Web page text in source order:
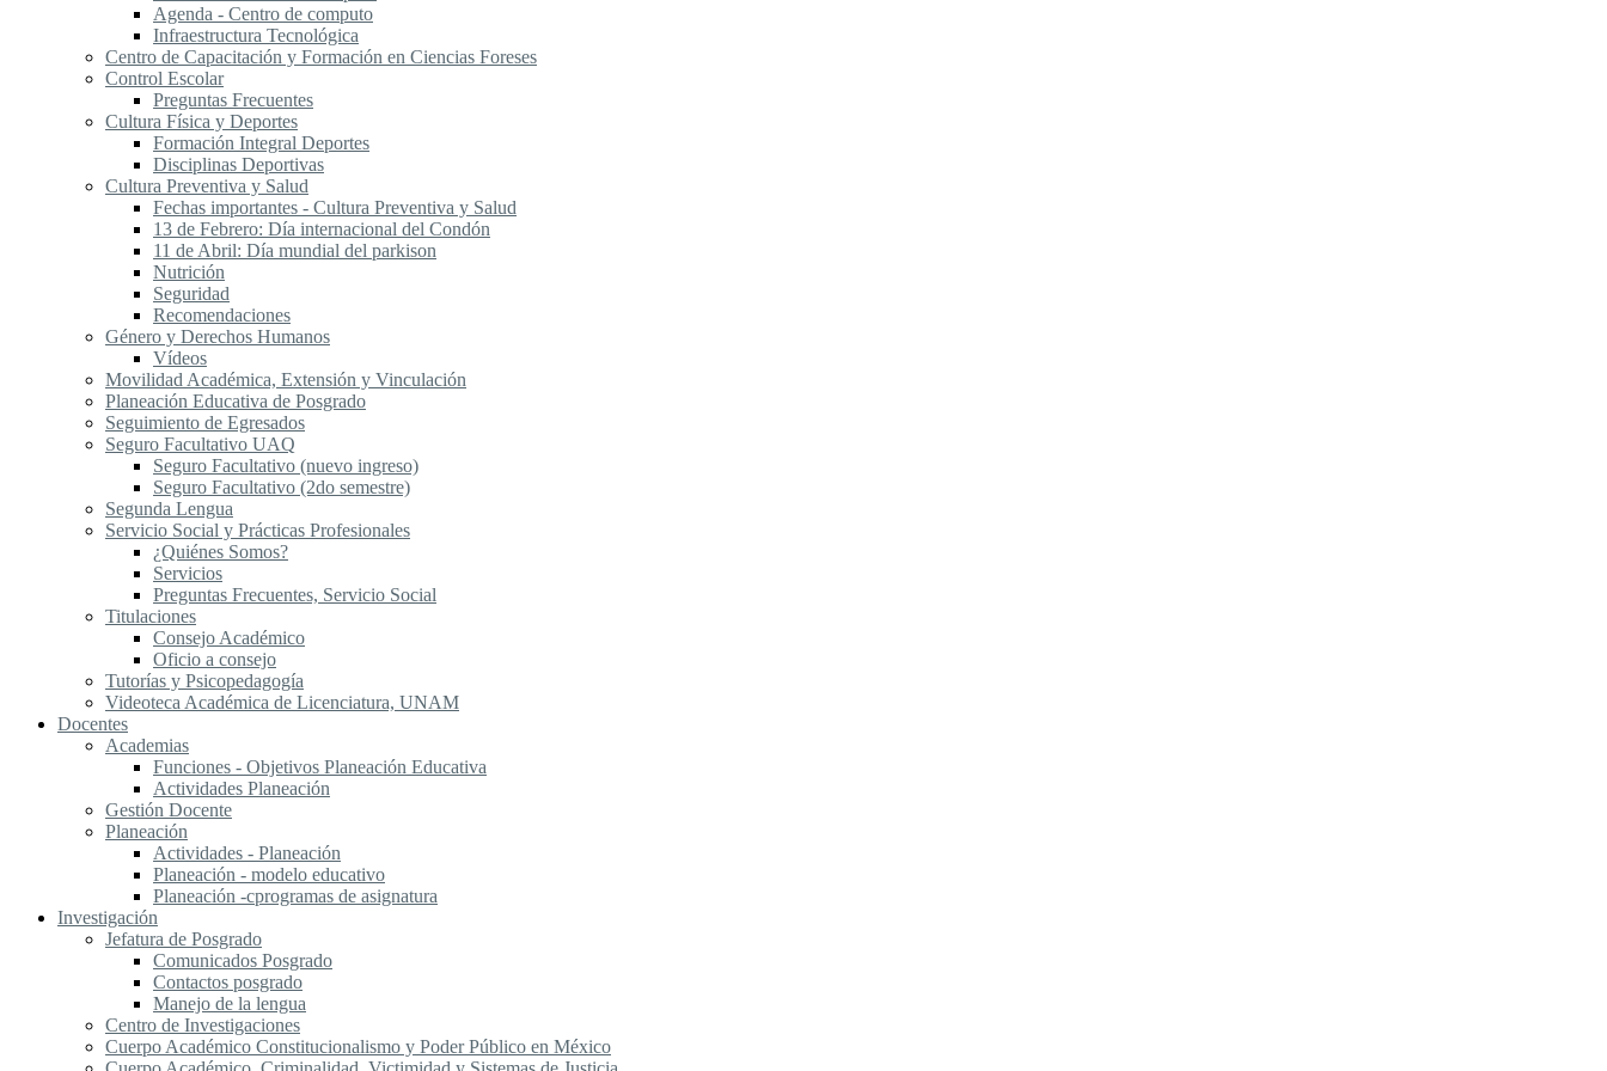
Agenda - Centro de computo
Infraestructura Tecnológica
Centro de Capacitación y Formación en Ciencias Foreses
Control Escolar
Preguntas Frecuentes
Cultura Física y Deportes
Formación Integral Deportes
Disciplinas Deportivas
Cultura Preventiva y Salud
Fechas importantes - Cultura Preventiva y Salud
13 de Febrero: Día internacional del Condón
11 de Abril: Día mundial del parkison
Nutrición
Seguridad
Recomendaciones
Género y Derechos Humanos
Vídeos
Movilidad Académica, Extensión y Vinculación
Planeación Educativa de Posgrado
Seguimiento de Egresados
Seguro Facultativo UAQ
Seguro Facultativo (nuevo ingreso)
Seguro Facultativo (2do semestre)
Segunda Lengua
S​ervicio Social y Prácticas Profesionales
¿Quiénes Somos?
Servicios
Preguntas Frecuentes, Servicio Social
Titulaciones
Consejo Académico
Oficio a consejo
Tutorías y Psicopedagogía
Videoteca Académica de Licenciatura, UNAM
Docentes
Academias
Funciones - Objetivos Planeación Educativa
Actividades Planeación
Gestión Docente
Planeación
Actividades - Planeación
Planeación - modelo educativo
Planeación -cprogramas de asignatura
Investigación
Jefatura de Posgrado
Comunicados Posgrado
Contactos posgrado
Manejo de la lengua
Centro de Investigaciones
Cuerpo Académico Constitucionalismo y Poder Público en México